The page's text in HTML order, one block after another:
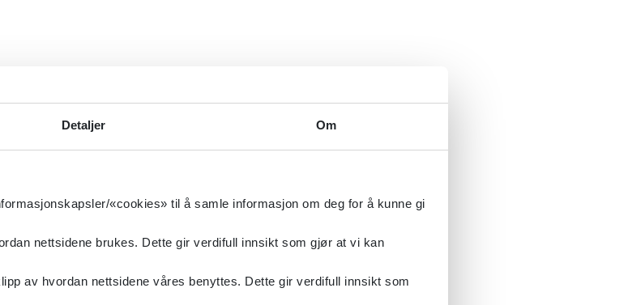
Detaljer Om
«cookies» til å samle informasjon om deg for å kunne gi
nettsidene brukes. Dette gir verdifull innsikt som gjør at vi kan
av hvordan nettsidene våres benyttes. Dette gir verdifull innsikt som